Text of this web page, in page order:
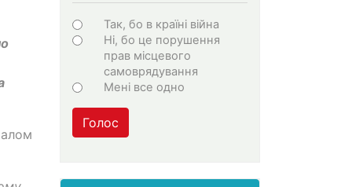
Choices
Так, бо в країні війна
Ні, бо це порушення
прав місцевого
самоврядування
Мені все одно
Голос